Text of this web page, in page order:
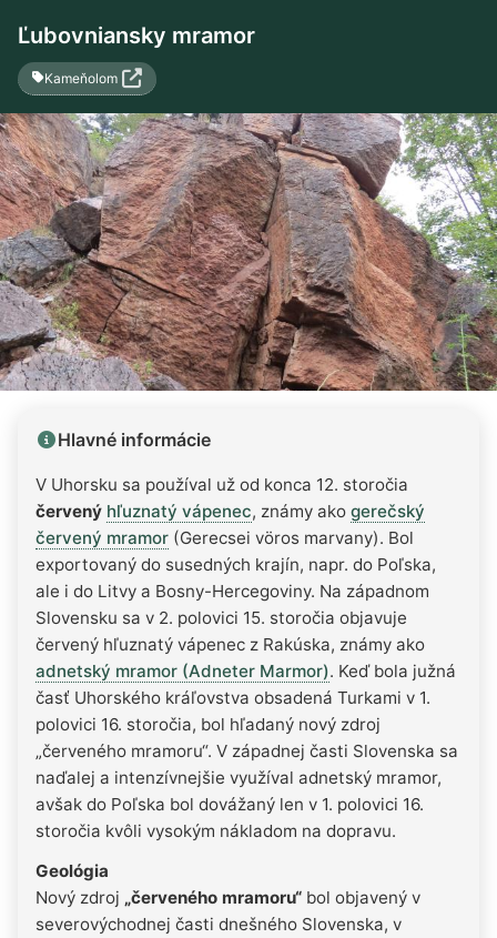
Ľubovniansky mramor
Kameňolom
Hlavné informácie
V Uhorsku sa používal už od konca 12. storočia
červený hľuznatý vápenec, známy ako gerečský
červený mramor (Gerecsei vöros marvany). Bol
exportovaný do susedných krajín, napr. do Poľska,
ale i do Litvy a Bosny-Hercegoviny. Na západnom
Slovensku sa v 2. polovici 15. storočia objavuje
červený hľuznatý vápenec z Rakúska, známy ako
adnetský mramor (Adneter Marmor). Keď bola južná
časť Uhorského kráľovstva obsadená Turkami v 1.
polovici 16. storočia, bol hľadaný nový zdroj
„červeného mramoru“. V západnej časti Slovenska sa
naďalej a intenzívnejšie využíval adnetský mramor,
avšak do Poľska bol dovážaný len v 1. polovici 16.
storočia kvôli vysokým nákladom na dopravu.
Geológia
Nový zdroj „červeného mramoru“ bol objavený v
severovýchodnej časti dnešného Slovenska, v